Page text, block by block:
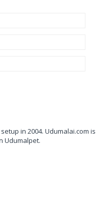
in 2004. Udumalai.com is
Udumalpet.